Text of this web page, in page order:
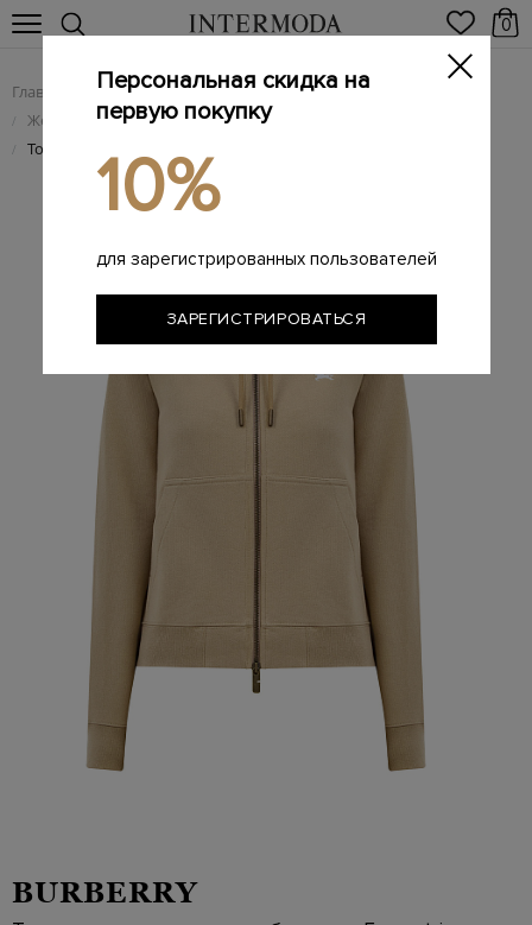
0
Главная Женщинам / Женская одежда
/ Женский трикотаж
/ Толстовка из хлопка с эмблемами Equestrian Knight Design
BURBERRY
Персональная скидка на
первую покупку
10%
для зарегистрированных пользователей
ЗАРЕГИСТРИРОВАТЬСЯ